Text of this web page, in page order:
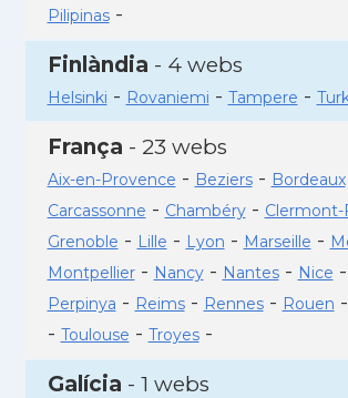
Pilipinas-
Finlàndia - 4 webs
Helsinki - Rovaniemi - Tampere -
França - 23 webs
Aix-en-Provence - Beziers- Bordeaux
Carcassonne - Chambéry- Clermont-
Grenoble - Lille - Lyon - Marseille -
Montpellier- Nancy- Nantes- Nice -
Perpinya - Reims- Rennes- Rouen -
- Toulouse - Troyes-
Galícia - 1 webs